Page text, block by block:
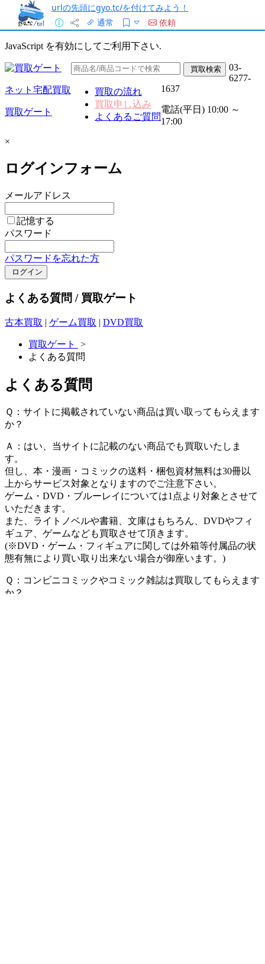
urlの先頭にgyo.tc/を付けてみよう！
通常
依頼